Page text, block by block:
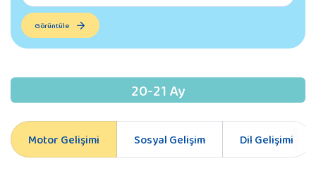
Görüntüle
20-21 Ay
Motor Gelişimi Sosyal Gelişim Dil Gelişimi